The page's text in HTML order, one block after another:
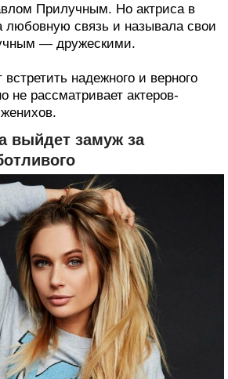
Прилучным. Но актриса в
любовную связь и называла свои
— дружескими.
надежного и верного
не рассматривает актеров-
выйдет замуж за